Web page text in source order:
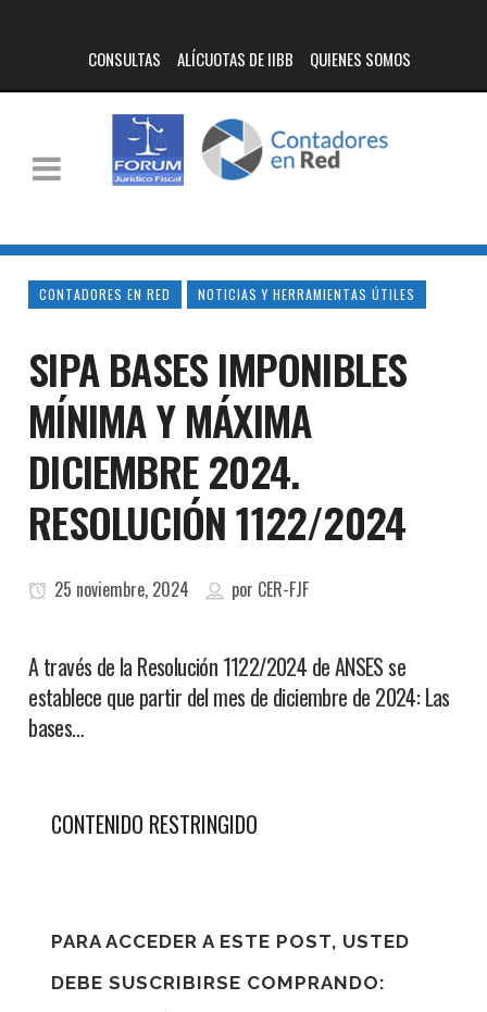
CONSULTAS ALÍCUOTAS DE IIBB QUIENES SOMOS
CONTADORES EN RED NOTICIAS Y HERRAMIENTAS ÚTILES
SIPA BASES IMPONIBLES
MÍNIMA Y MÁXIMA
DICIEMBRE 2024.
RESOLUCIÓN 1122/2024
25 noviembre, 2024 por CER-FJF
A través de la Resolución 1122/2024 de ANSES se
establece que partir del mes de diciembre de 2024: Las
bases…
CONTENIDO RESTRINGIDO
PARA ACCEDER A ESTE POST, USTED
DEBE SUSCRIBIRSE COMPRANDO: